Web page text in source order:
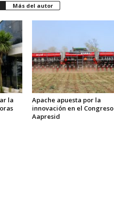
Más del autor
la
Apache apuesta por la
innovación en el Congreso
Aapresid